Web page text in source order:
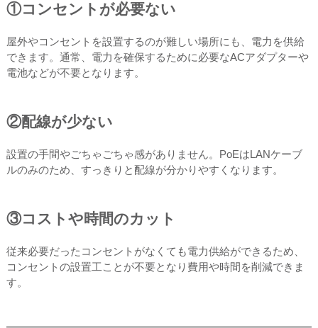
①コンセントが必要ない
屋外やコンセントを設置するのが難しい場所にも、電力を供給
できます。通常、電力を確保するために必要なACアダプターや
電池などが不要となります。
②配線が少ない
設置の手間やごちゃごちゃ感がありません。PoEはLANケーブ
ルのみのため、すっきりと配線が分かりやすくなります。
③コストや時間のカット
従来必要だったコンセントがなくても電力供給ができるため、
コンセントの設置工ことが不要となり費用や時間を削減できま
す。